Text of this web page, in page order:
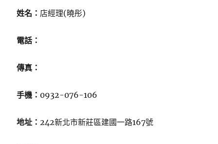
姓名： 店經理(曉彤)
電話：
傳真：
手機： 0932-076-106
地址：242新北市新莊區建國一路167號